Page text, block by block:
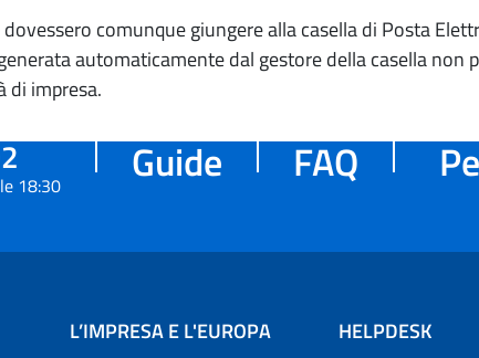
comunque giungere alla casella di Posta
automaticamente dal gestore della casella non
impresa.
18:30 Guide FAQ
L’IMPRESA E L'EUROPA HELPDESK